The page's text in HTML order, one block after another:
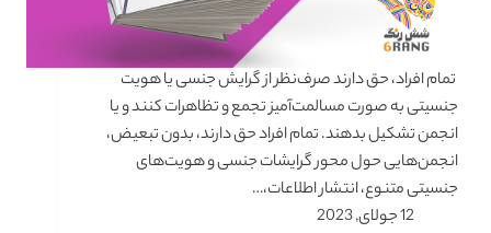
تمام افراد، حق دارند صرف‌نظر از گرایش جنسی یا هویت
جنسیتی به صورت مسالمت‌آمیز تجمع و تظاهرات کنند و یا
انجمن تشکیل بدهند. تمام افراد حق دارند، بدون تبعیض،
انجمن‌هایی حول محور گرایشات جنسی و هویت‌های
جنسیتی متنوع، انتشار اطلاعات،…
12 جولای, 2023